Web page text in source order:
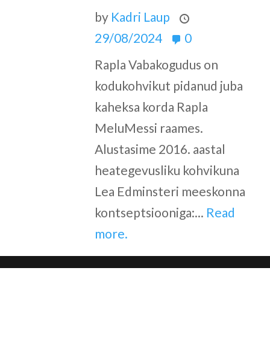
by Kadri Laup
29/08/2024
0
Rapla Vabakogudus on
kodukohvikut pidanud juba
kaheksa korda Rapla
MeluMessi raames.
Alustasime 2016. aastal
heategevusliku kohvikuna
Lea Edminsteri meeskonna
kontseptsiooniga:... Read
more.